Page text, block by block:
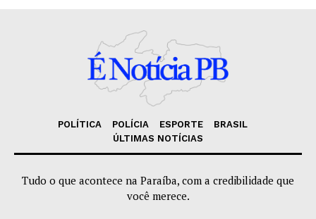
POLÍTICA POLÍCIA ESPORTE
BRASIL
ÚLTIMAS NOTÍCIAS
Tudo o que acontece na Paraíba, com a credibilidade que
você merece.